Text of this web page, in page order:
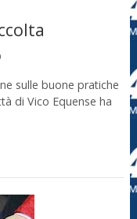
sulle buone pratiche
di Vico Equense ha